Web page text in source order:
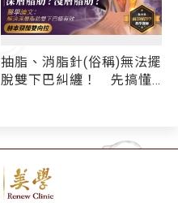
抽脂、消脂針(俗稱)無法擺
脫雙下巴糾纏！ 先搞懂
「赫本頸闊雙向拉」